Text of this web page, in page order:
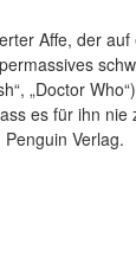
Affe, der
„Doctor
es für ihn nie
Verlag.